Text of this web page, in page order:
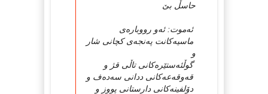
حاسڵ بێ
ئەموت: ئەو رووبارەى
ماسیەكانت پەنجەی كچانی شار
و
گوڵئەستێرەكانی تاڵی قژ و
قەوقەعەكانی ددانی سەدەف و
دۆلفینەكانی دارستانی پووز و